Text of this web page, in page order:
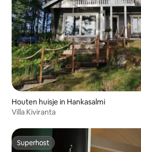
Houten huisje in Hankasalmi
Villa Kiviranta
Superhost
Superhost